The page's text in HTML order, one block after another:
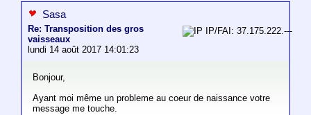
Sasa
Re: Transposition des gros
vaisseaux
lundi 14 août 2017 14:01:23
IP/FAI: 37.175.222.---
Bonjour,
Ayant moi même un probleme au coeur de naissance votre
message me touche.